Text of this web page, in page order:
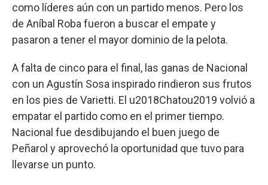
como líderes aún con un partido menos. Pero los
de Aníbal Roba fueron a buscar el empate y
pasaron a tener el mayor dominio de la pelota.
A falta de cinco para el final, las ganas de Nacional
con un Agustín Sosa inspirado rindieron sus frutos
en los pies de Varietti. El u2018Chatou2019 volvió a
empatar el partido como en el primer tiempo.
Nacional fue desdibujando el buen juego de
Peñarol y aprovechó la oportunidad que tuvo para
llevarse un punto.